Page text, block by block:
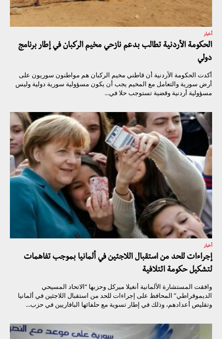
أخبار
الحكومة الأردنية تطالب بدعم نازحي مخيم الركبان في إطار برنامج
دولي
أكدت الحكومة الأردنية أن قاطني مخيم الركبان هم مواطنون سوريون على
أرض سورية والتعامل مع المخيم يجب أن يكون مسؤولية سورية دولية وليس
مسؤولية أردنية وقضية تستوجب حلا في...
أخبار
إجراءات للحد من استقبال اللاجئين في ألمانيا بموجب تفاهمات
لتشكيل حكومة ائتلافية
وافقت المستشارة الألمانية أنغيلا ميركل وحزبها “الاتحاد المسيحي
الديموقراطي” المحافظ على إجراءات للحد من استقبال اللاجئين في ألمانيا
وتقليص أعدادهم، وذلك في إطار تسوية مع حلفائها البافاريين في حزب...